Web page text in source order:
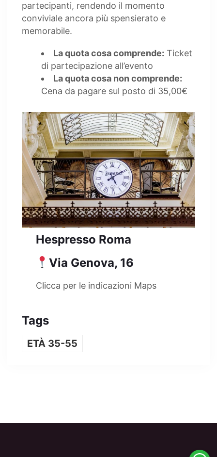
partecipanti, rendendo il momento
conviviale ancora più spensierato e
memorabile.
La quota cosa comprende: Ticket
di partecipazione all’evento
La quota cosa non comprende:
Cena da pagare sul posto di 35,00€
Hespresso Roma
Via Genova, 16
Clicca per le indicazioni Maps
Tags
ETÀ 35-55